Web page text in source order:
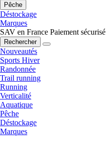
Pêche
Déstockage
Marques
SAV en France Paiement sécurisé
Rechercher
Nouveautés
Sports Hiver
Randonnée
Trail running
Running
Verticalité
Aquatique
Pêche
Déstockage
Marques